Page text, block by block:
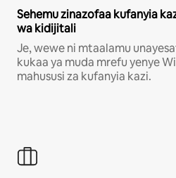
Sehemu zinazofaa kufanyia
wa kidijitali
Je, wewe ni mtaalamu
kukaa ya muda mrefu yenye
mahususi za kufanyia kazi.